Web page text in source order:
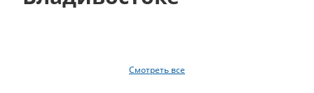
Смотреть все